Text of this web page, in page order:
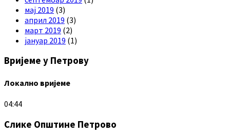
мај 2019 (3)
април 2019 (3)
март 2019 (2)
јануар 2019 (1)
Вријеме у Петрову
Локално вријеме
04:44
Слике Општине Петрово